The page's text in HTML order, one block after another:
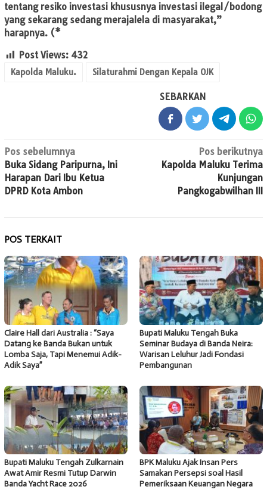
tentang resiko investasi khususnya investasi ilegal/bodong
yang sekarang sedang merajalela di masyarakat,”
harapnya. (*
Post Views: 432
Kapolda Maluku. Silaturahmi Dengan Kepala OJK
SEBARKAN
Navigasi
pos
Pos sebelumnya
Buka Sidang Paripurna, Ini
Harapan Dari Ibu Ketua
DPRD Kota Ambon
Pos berikutnya
Kapolda Maluku Terima
Kunjungan
Pangkogabwilhan III
POS TERKAIT
Claire Hall dari Australia : “Saya
Datang ke Banda Bukan untuk
Lomba Saja, Tapi Menemui Adik-
Adik Saya”
Bupati Maluku Tengah Buka
Seminar Budaya di Banda Neira:
Warisan Leluhur Jadi Fondasi
Pembangunan
Bupati Maluku Tengah Zulkarnain
Awat Amir Resmi Tutup Darwin
Banda Yacht Race 2026
BPK Maluku Ajak Insan Pers
Samakan Persepsi soal Hasil
Pemeriksaan Keuangan Negara